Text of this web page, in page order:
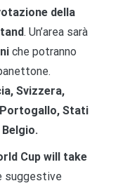
della
. Un’area sarà
che potranno
Svizzera,
Portogallo, Stati
Cup will take
suggestive